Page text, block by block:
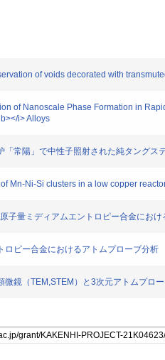
of voids decorated with
of Nanoscale Phase Formation in
i> Alloys
「常陽」で中性子照射された純タング
Mn-Ni-Si clusters in a low copper
子量ミディアムエントロピー合金にお
ロピー合金におけるアトムプローブ分析
微鏡（TEM,STEM）と3次元アトムプロ